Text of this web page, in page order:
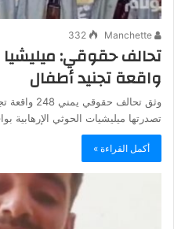
332
واقعة تجنيد أطفال
تصدرتها ميليشيات الحوثي الإرهابية بواقع 231 طفلاً،
أكمل القراءة »